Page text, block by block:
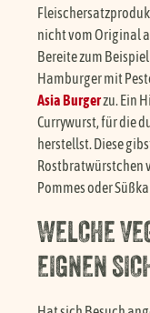
nicht vom Original
Bereite zum
Hamburger mit
Asia Burgerzu. Ein
Currywurst, für die
herstellst. Diese
Rostbratwürstchen
Pommes oder
WELCHE
EIGNEN